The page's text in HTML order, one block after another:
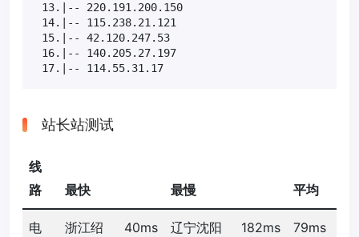
13.|-- 220.191.200.150
14.|-- 115.238.21.121
15.|-- 42.120.247.53
16.|-- 140.205.27.197
17.|-- 114.55.31.17
站长站测试
线
路
最快 最慢 平均
电
浙江绍
40ms 辽宁沈阳 182ms 79ms